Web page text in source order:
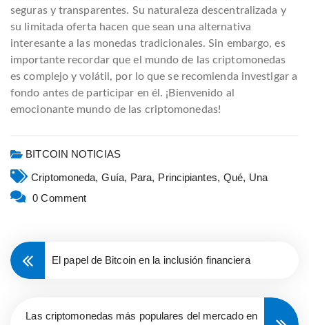
seguras y transparentes. Su naturaleza descentralizada y
su limitada oferta hacen que sean una alternativa
interesante a las monedas tradicionales. Sin embargo, es
importante recordar que el mundo de las criptomonedas
es complejo y volátil, por lo que se recomienda investigar a
fondo antes de participar en él. ¡Bienvenido al
emocionante mundo de las criptomonedas!
BITCOIN NOTICIAS
Criptomoneda, Guía, Para, Principiantes, Qué, Una
0 Comment
El papel de Bitcoin en la inclusión financiera
Las criptomonedas más populares del mercado en